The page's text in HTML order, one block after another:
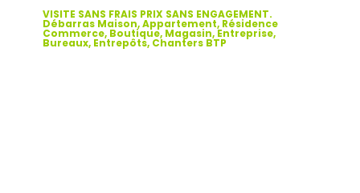
VISITE SANS FRAIS PRIX SANS ENGAGEMENT.
Débarras Maison, Appartement, Résidence
Commerce, Boutique, Magasin, Entreprise,
Bureaux, Entrepôts, Chanters BTP